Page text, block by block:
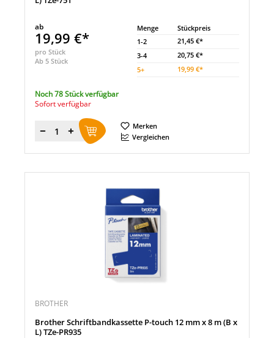
ab
19,99 €*
pro Stück
Ab 5 Stück
Menge
Stückpreis
1-2
21,45 €*
3-4
20,75 €*
5+ 19,99 €*
Noch 78 Stück verfügbar
Sofort verfügbar
Menge
Merken
Vergleichen
BROTHER
Brother Schriftbandkassette P-touch 12 mm x 8 m (B x
L) TZe-PR935